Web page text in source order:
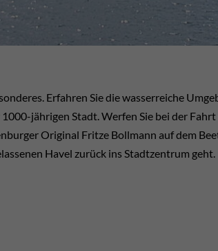
Erfahren Sie die wasserreiche
jährigen Stadt. Werfen Sie bei der
Original Fritze Bollmann auf dem
Havel zurück ins Stadtzentrum geht.